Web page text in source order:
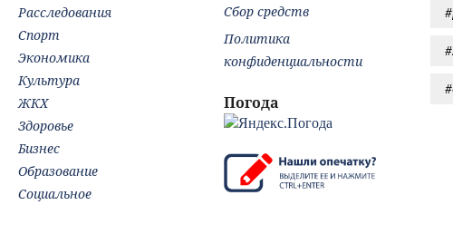
Расследования
Спорт
Экономика
Культура
ЖКХ
Здоровье
Бизнес
Образование
Социальное
Сбор средств
Политика
конфиденциальности
Погода